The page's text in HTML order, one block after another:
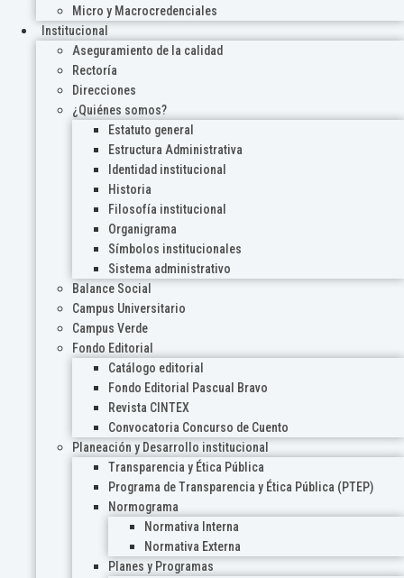
Micro y Macrocredenciales
Institucional
Aseguramiento de la calidad
Rectoría
Direcciones
¿Quiénes somos?
Estatuto general
Estructura Administrativa
Identidad institucional
Historia
Filosofía institucional
Organigrama
Símbolos institucionales
Sistema administrativo
Balance Social
Campus Universitario
Campus Verde
Fondo Editorial
Catálogo editorial
Fondo Editorial Pascual Bravo
Revista CINTEX
Convocatoria Concurso de Cuento
Planeación y Desarrollo institucional
Transparencia y Ética Pública
Programa de Transparencia y Ética Pública (PTEP)
Normograma
Normativa Interna
Normativa Externa
Planes y Programas